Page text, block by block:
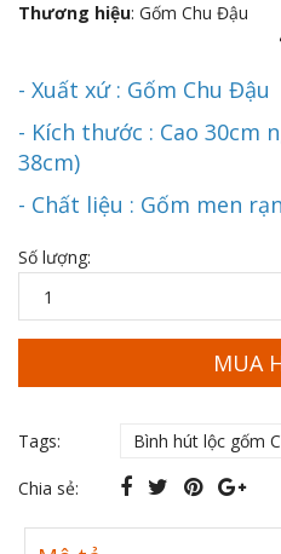
Thương hiệu: Gốm Chu Đậu
- Xuất xứ : Gốm Chu Đậu
- Kích thước : Cao 30cm
38cm)
- Chất liệu : Gốm men
Số lượng:
MUA
Tags: Bình hút lộc gốm
Chia sẻ: